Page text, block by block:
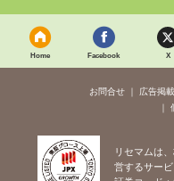
Home Facebook X
お問合せ 広告掲載
リセマムは
営するサービ